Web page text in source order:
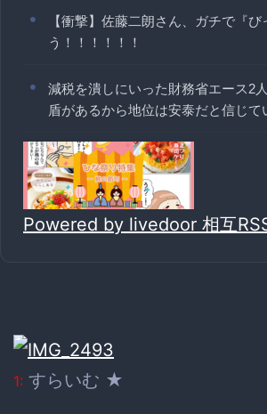
【衝撃】佐藤二朗さん、ガチで『
う！！！！！！
減税を潰しにいった財務省エース2
盾があるから地位は安泰だと信じ
Powered by livedoor 相互
1: すらいむ ★